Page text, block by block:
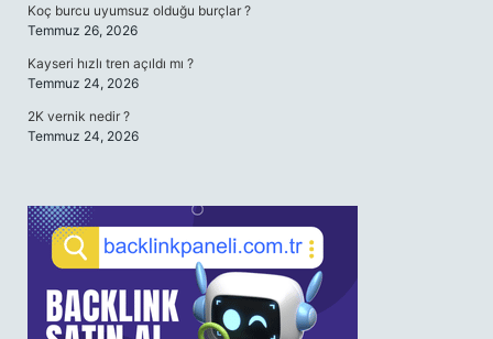
Koç burcu uyumsuz olduğu burçlar ?
Temmuz 26, 2026
Kayseri hızlı tren açıldı mı ?
Temmuz 24, 2026
2K vernik nedir ?
Temmuz 24, 2026